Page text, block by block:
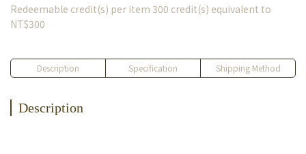
Redeemable credit(s) per item 300 credit(s) equivalent to
NT$300
Description Specification Shipping Method
Description